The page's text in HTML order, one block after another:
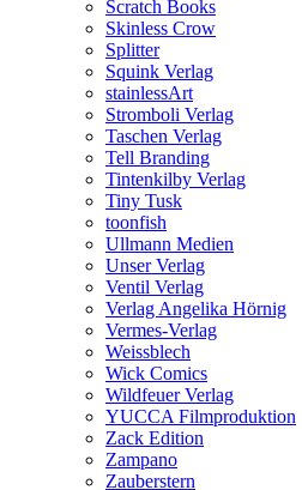
Scratch Books
Skinless Crow
Splitter
Squink Verlag
stainlessArt
Stromboli Verlag
Taschen Verlag
Tell Branding
Tintenkilby Verlag
Tiny Tusk
toonfish
Ullmann Medien
Unser Verlag
Ventil Verlag
Verlag Angelika Hörnig
Vermes-Verlag
Weissblech
Wick Comics
Wildfeuer Verlag
YUCCA Filmproduktion
Zack Edition
Zampano
Zauberstern